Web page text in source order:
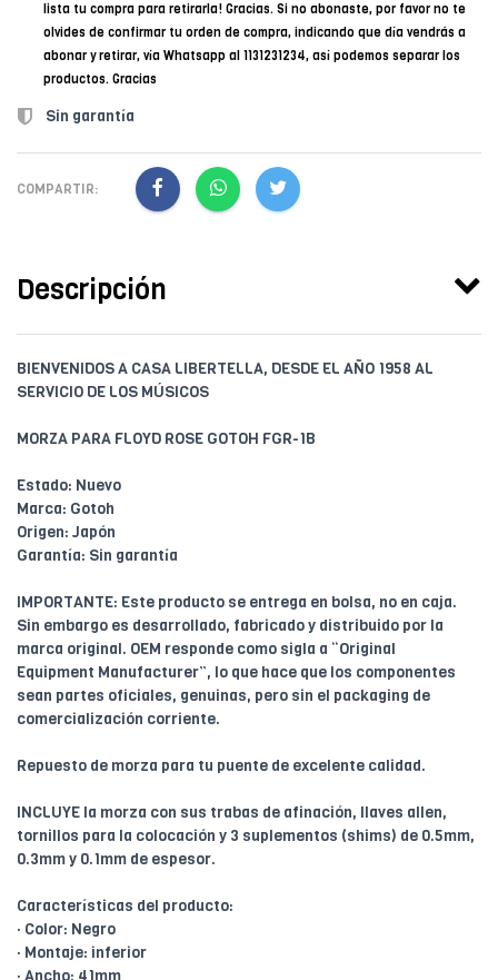
lista tu compra para retirarla! Gracias. Si no abonaste, por favor no te
olvides de confirmar tu orden de compra, indicando que día vendrás a
abonar y retirar, vía Whatsapp al 1131231234, así podemos separar los
productos. Gracias
Sin garantía
COMPARTIR:
Descripción
BIENVENIDOS A CASA LIBERTELLA, DESDE EL AÑO 1958 AL
SERVICIO DE LOS MÚSICOS
MORZA PARA FLOYD ROSE GOTOH FGR-1B
Estado: Nuevo
Marca: Gotoh
Origen: Japón
Garantía: Sin garantía
IMPORTANTE: Este producto se entrega en bolsa, no en caja.
Sin embargo es desarrollado, fabricado y distribuido por la
marca original. OEM responde como sigla a “Original
Equipment Manufacturer”, lo que hace que los componentes
sean partes oficiales, genuinas, pero sin el packaging de
comercialización corriente.
Repuesto de morza para tu puente de excelente calidad.
INCLUYE la morza con sus trabas de afinación, llaves allen,
tornillos para la colocación y 3 suplementos (shims) de 0.5mm,
0.3mm y 0.1mm de espesor.
Características del producto:
· Color: Negro
· Montaje: inferior